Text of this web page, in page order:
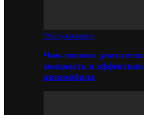
Обслуживание
Чип-тюнинг
мощность и
автомобиля